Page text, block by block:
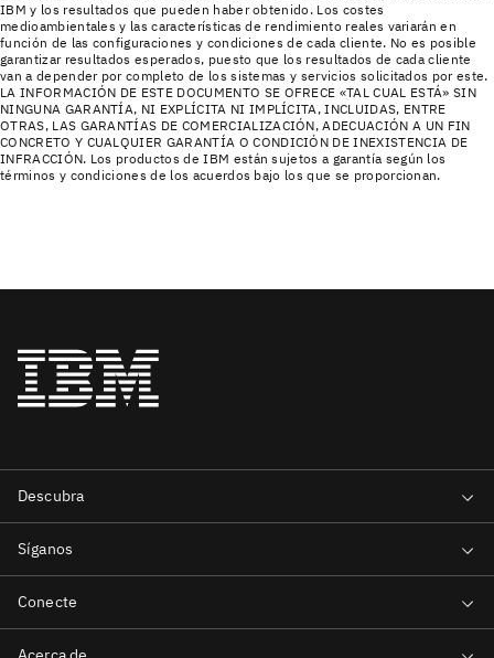
IBM y los resultados que pueden haber obtenido. Los costes
medioambientales y las características de rendimiento reales variarán en
función de las configuraciones y condiciones de cada cliente. No es posible
garantizar resultados esperados, puesto que los resultados de cada cliente
van a depender por completo de los sistemas y servicios solicitados por este.
LA INFORMACIÓN DE ESTE DOCUMENTO SE OFRECE «TAL CUAL ESTÁ» SIN
NINGUNA GARANTÍA, NI EXPLÍCITA NI IMPLÍCITA, INCLUIDAS, ENTRE
OTRAS, LAS GARANTÍAS DE COMERCIALIZACIÓN, ADECUACIÓN A UN FIN
CONCRETO Y CUALQUIER GARANTÍA O CONDICIÓN DE INEXISTENCIA DE
INFRACCIÓN. Los productos de IBM están sujetos a garantía según los
términos y condiciones de los acuerdos bajo los que se proporcionan.